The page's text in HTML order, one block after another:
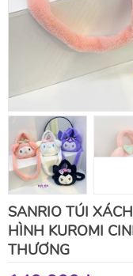
SANRIO TÚI
HÌNH KUROMI
THƯƠNG